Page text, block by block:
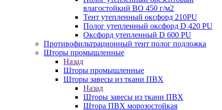
влагостойкий ВО 450 г/м2
Тент утепленный оксфорд 210PU
Полог утепленный оксфорд D 420 PU
Оксфорд утепленный D 600 PU
Противофильтрационный тент полог подложка
Шторы промышленные
Назад
Шторы промышленные
Шторы завесы из ткани ПВХ
Назад
Шторы завесы из ткани ПВХ
Штора ПВХ морозостойкая